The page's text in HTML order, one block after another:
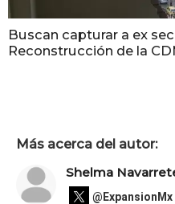
Buscan capturar a ex
Reconstrucción de la
Más acerca del autor:
Shelma
@ExpansionMx